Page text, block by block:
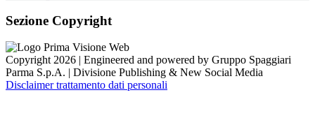
Sezione Copyright
Copyright 2026 | Engineered and powered by Gruppo Spaggiari
Parma S.p.A. | Divisione Publishing & New Social Media
Disclaimer trattamento dati personali